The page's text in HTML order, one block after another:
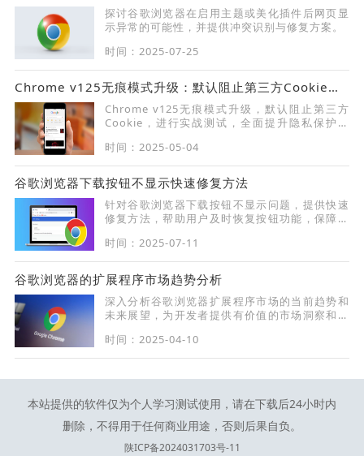
探讨谷歌浏览器在启用主题或美化插件后网页显
示异常的可能性，并提供冲突识别与修复方案。
时间：2025-07-25
Chrome v125无痕模式升级：默认阻止第三方Cookie实战测试
Chrome v125无痕模式升级，默认阻止第三方
Cookie，进行实战测试，全面提升隐私保护效
时间：2025-05-04
谷歌浏览器下载按钮不显示快速修复方法
针对谷歌浏览器下载按钮不显示问题，提供快速
修复方法，帮助用户及时恢复按钮功能，保障下
时间：2025-07-11
谷歌浏览器的扩展程序市场趋势分析
深入分析谷歌浏览器扩展程序市场的当前趋势和
未来展望，为开发者提供有价值的市场洞察和决
时间：2025-04-10
本站提供的软件仅为个人学习测试使用，请在下载后24小时内
删除，不得用于任何商业用途，否则后果自负。
陕ICP备2024031703号-11